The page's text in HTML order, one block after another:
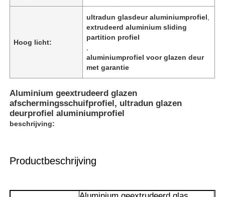
Hoog licht:
ultradun glasdeur aluminiumprofiel
extrudeerd aluminium sliding
partition profiel
aluminiumprofiel voor glazen deur
met garantie
Aluminium geextrudeerd glazen
afschermingsschuifprofiel, ultradun glazen
deurprofiel aluminiumprofiel
beschrijving:
Productbeschrijving